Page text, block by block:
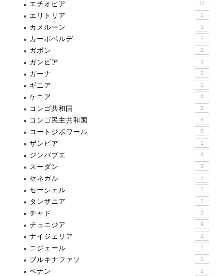
エチオピア 12
エリトリア 1
カメルーン 2
カーボベルデ 1
ガボン 2
ガンビア 2
ガーナ 2
ギニア 1
ケニア 8
コンゴ共和国 2
コンゴ民主共和国 5
コートジボワール 5
ザンビア 1
ジンバブエ 5
スーダン 3
セネガル 7
セーシェル 2
タンザニア 7
チャド 2
チュニジア 9
ナイジェリア 1
ニジェール 1
ブルキナファソ 2
ベナン 2